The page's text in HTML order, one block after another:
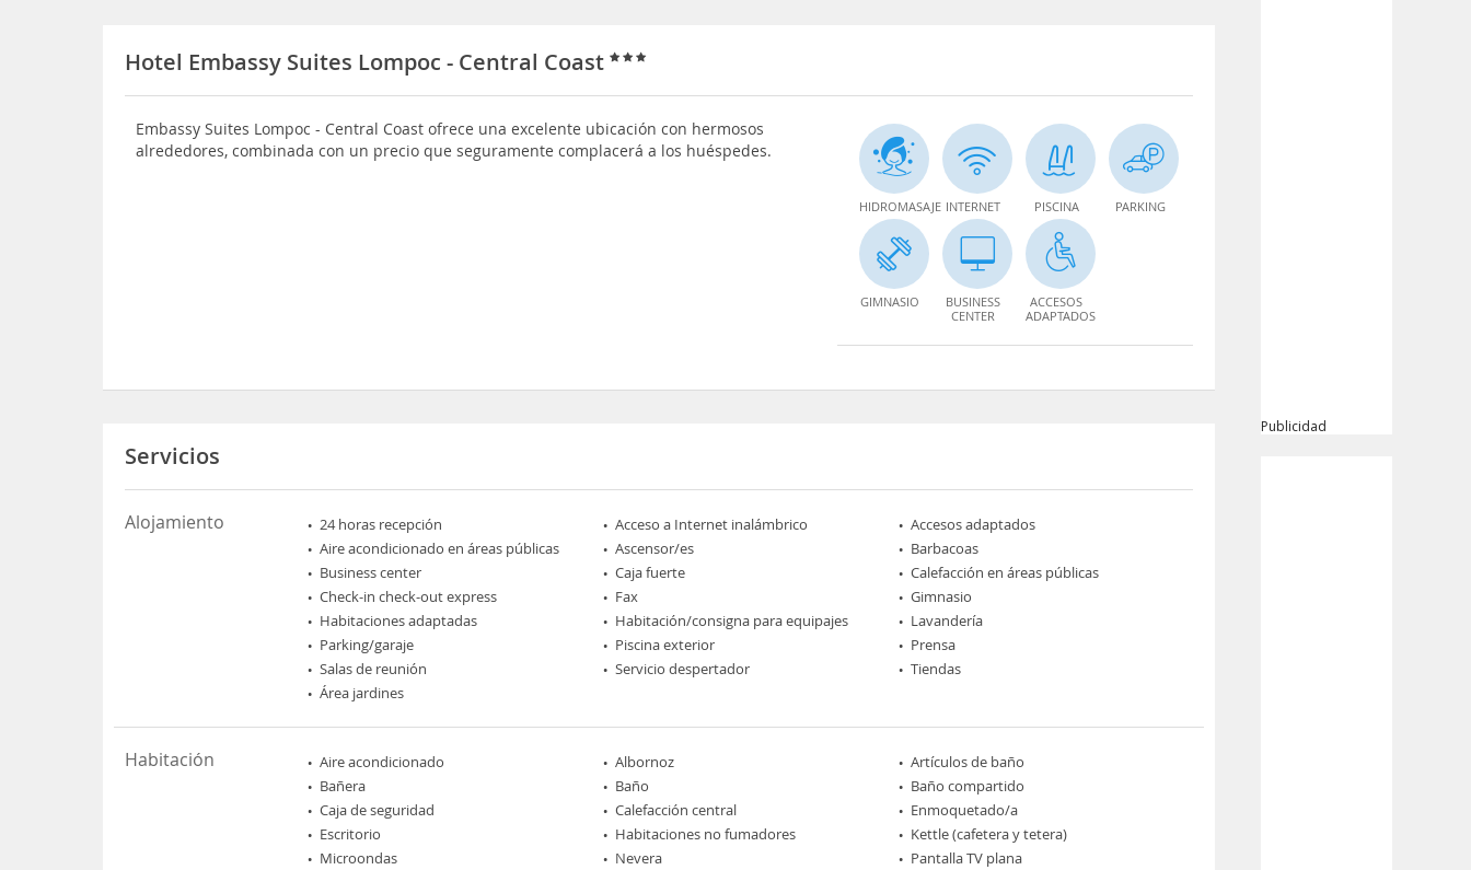
Hotel Embassy Suites Lompoc - Central Coast
Embassy Suites Lompoc - Central Coast ofrece una excelente ubicación con hermosos
alrededores, combinada con un precio que seguramente complacerá a los huéspedes.
HIDROMASAJE INTERNET PISCINA PARKING
GIMNASIO
BUSINESS
CENTER
ACCESOS
ADAPTADOS
Servicios
Alojamiento 24 horas recepción Acceso a Internet inalámbrico
Accesos adaptados
Aire acondicionado en áreas públicas
Ascensor/es
Barbacoas
Business center
Caja fuerte
Calefacción en áreas públicas
Check-in check-out express
Fax
Gimnasio
Habitaciones adaptadas
Habitación/consigna para equipajes
Lavandería
Parking/garaje
Piscina exterior
Prensa
Salas de reunión
Servicio despertador
Tiendas
Área jardines
Habitación Aire acondicionado Albornoz
Artículos de baño
Bañera
Baño
Baño compartido
Caja de seguridad
Calefacción central
Enmoquetado/a
Escritorio
Habitaciones no fumadores
Kettle (cafetera y tetera)
Microondas
Nevera
Pantalla TV plana
Publicidad